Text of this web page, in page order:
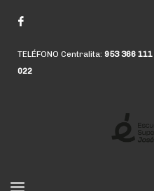
TELÉFONO Centralita: 953 366 111
022